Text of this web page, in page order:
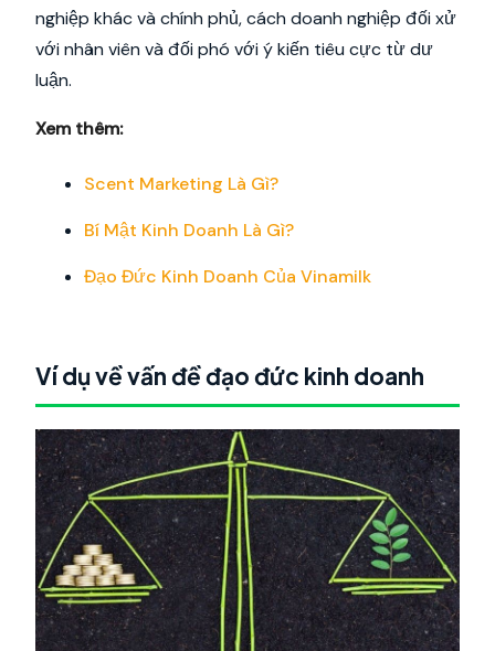
nghiệp khác và chính phủ, cách doanh nghiệp đối xử
với nhân viên và đối phó với ý kiến tiêu cực từ dư
luận.
Xem thêm:
Scent Marketing Là Gì?
Bí Mật Kinh Doanh Là Gì?
Đạo Đức Kinh Doanh Của Vinamilk
Ví dụ về vấn đề đạo đức kinh doanh